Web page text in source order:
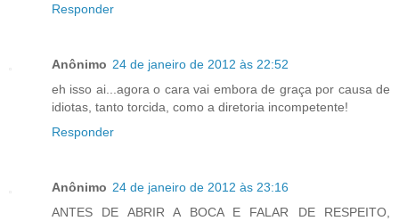
Responder
Anônimo 24 de janeiro de 2012 às 22:52
eh isso ai...agora o cara vai embora de graça por causa de
idiotas, tanto torcida, como a diretoria incompetente!
Responder
Anônimo 24 de janeiro de 2012 às 23:16
ANTES DE ABRIR A BOCA E FALAR DE RESPEITO,